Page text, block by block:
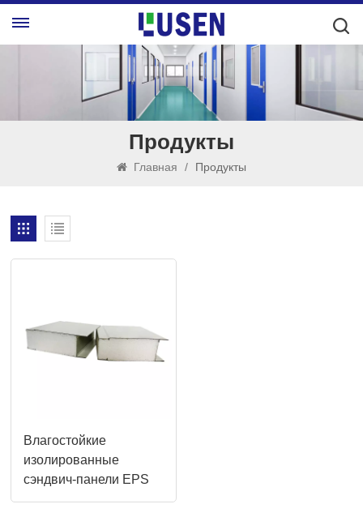
Продукты
Главная / Продукты
Влагостойкие
изолированные
сэндвич-панели EPS
50-200 мм для